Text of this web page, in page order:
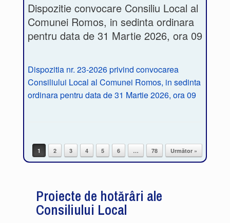
Dispozitie convocare Consiliu Local al
Comunei Romos, in sedinta ordinara
pentru data de 31 Martie 2026, ora 09
Dispozitia nr. 23-2026 privind convocarea
Consiliului Local al Comunei Romos, in sedinta
ordinara pentru data de 31 Martie 2026, ora 09
Post navigation
1 2 3 4 5 6 … 78 Următor »
Proiecte de hotărâri ale
Consiliului Local